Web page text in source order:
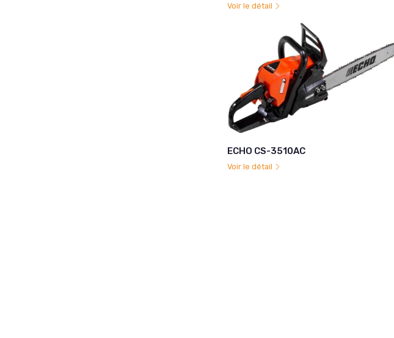
Voir le détail
ECHO CS-3510AC
Voir le détail